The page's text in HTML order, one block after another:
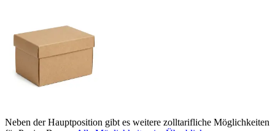
Neben der Hauptposition gibt es weitere zolltarifliche Möglichkeiten